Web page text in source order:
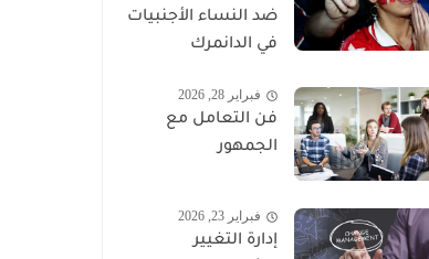
ضد النساء الأجنبيات
في الدانمرك
فبراير 28, 2026
فن التعامل مع
الجمهور
فبراير 23, 2026
إدارة التغيير